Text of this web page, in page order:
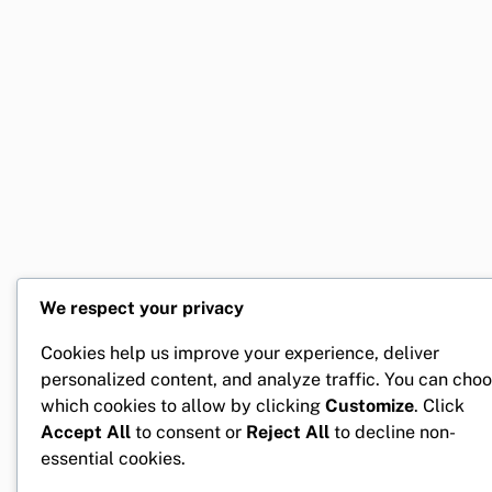
We respect your privacy
Cookies help us improve your experience, deliver
personalized content, and analyze traffic. You can
which cookies to allow by clicking Customize. Click
Accept All to consent or Reject All to decline non-
essential cookies.